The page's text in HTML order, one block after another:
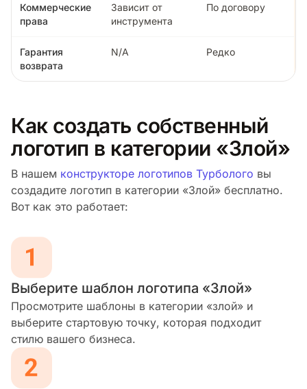
Коммерческие
права
Зависит от
инструмента
По договору
Гарантия
возврата
N/A Редко
Как создать собственный
логотип в категории «Злой»
В нашем конструкторе логотипов Турболого вы
создадите логотип в категории «Злой» бесплатно.
Вот как это работает:
Выберите шаблон логотипа «Злой»
Просмотрите шаблоны в категории «злой» и
выберите стартовую точку, которая подходит
стилю вашего бизнеса.